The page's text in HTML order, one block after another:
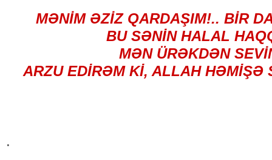
MƏNİM ƏZİZ QARDAŞIM!.. BİR
BU SƏNİN HALAL
MƏN ÜRƏKDƏN
ARZU EDİRƏM Kİ, ALLAH HƏMİŞƏ
.